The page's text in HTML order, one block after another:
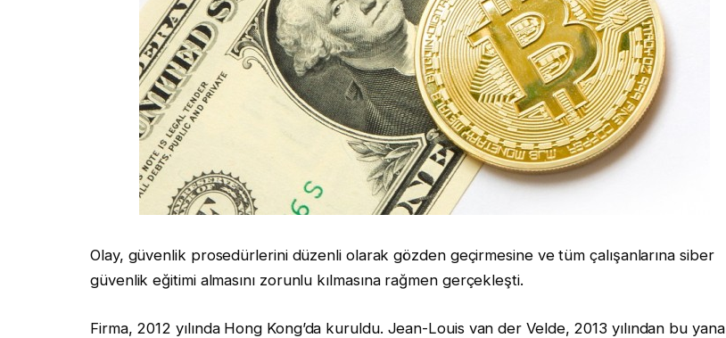
Olay, güvenlik prosedürlerini düzenli olarak gözden geçirmesine ve tüm çalışanlarına siber
güvenlik eğitimi almasını zorunlu kılmasına rağmen gerçekleşti.
Firma, 2012 yılında Hong Kong’da kuruldu. Jean-Louis van der Velde, 2013 yılından bu yana